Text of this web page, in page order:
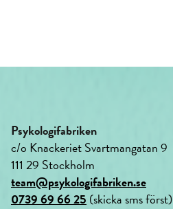
Psykologifabriken
c/o Knackeriet Svartmangatan 9
111 29 Stockholm
team@psykologifabriken.se
0739 69 66 25 (skicka sms först)